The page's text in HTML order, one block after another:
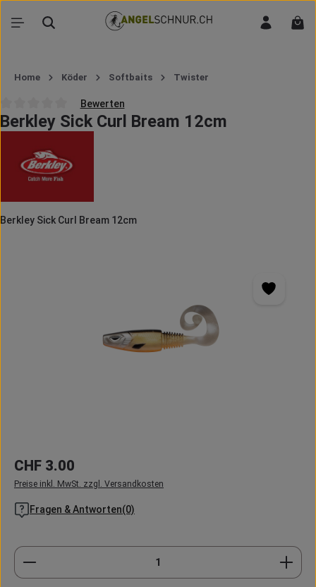
Zum Hauptinhalt springen
Home Köder Softbaits Twister
Durchschnittliche Bewertung von 0 von 5 Sternen
Bewerten
Berkley Sick Curl Bream 12cm
Berkley Sick Curl Bream 12cm
Regulärer Preis:
CHF 3.00
Preise inkl. MwSt. zzgl. Versandkosten
Fragen & Antworten(0)
Produkt Anzahl: Gib den gewünschten Wert ein